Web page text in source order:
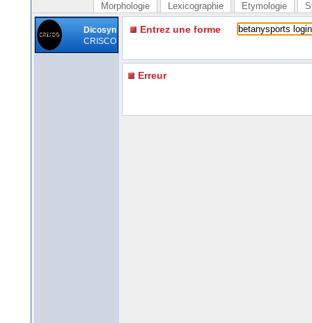
Morphologie Lexicographie Etymologie
Dicosyn
CRISCO
Entrez une forme
Erreur